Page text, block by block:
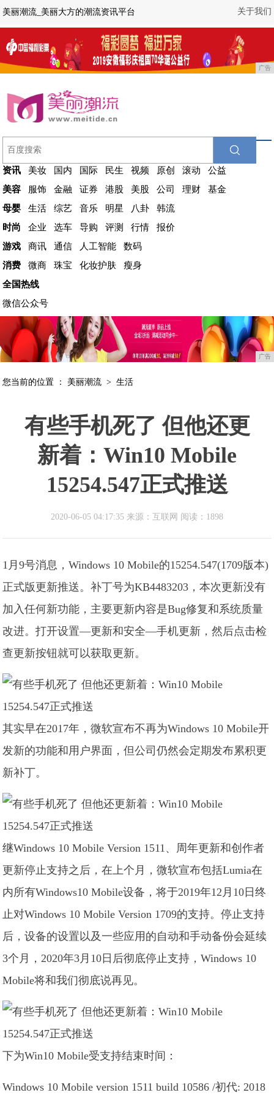
关于我们
美丽潮流_美丽大方的潮流资讯平台
广告
资讯 美妆 国内 国际 民生 视频 原创 滚动
公益
美容
服饰 金融 证券 港股 美股 公司 理财
基金
母婴
生活 综艺 音乐 明星 八卦
韩流
时尚
企业 选车 导购 评测 行情
报价
游戏
商讯 通信 人工智能
数码
消费
微商 珠宝 化妆护肤
瘦身
全国热线
微信公众号
广告
您当前的位置 ： 美丽潮流 >生活
有些手机死了 但他还更
新着：Win10 Mobile
15254.547正式推送
2020-06-05 04:17:35 来源：互联网 阅读：1898
1月9号消息，Windows 10 Mobile的15254.547(1709版本)
正式版更新推送。补丁号为KB4483203，本次更新没有
加入任何新功能，主要更新内容是Bug修复和系统质量
改进。打开设置—更新和安全—手机更新，然后点击检
查更新按钮就可以获取更新。
其实早在2017年，微软宣布不再为Windows 10 Mobile开
发新的功能和用户界面，但公司仍然会定期发布累积更
新补丁。
继Windows 10 Mobile Version 1511、周年更新和创作者
更新停止支持之后，在上个月，微软宣布包括Lumia在
内所有Windows10 Mobile设备，将于2019年12月10日终
止对Windows 10 Mobile Version 1709的支持。停止支持
后，设备的设置以及一些应用的自动和手动备份会延续
3个月，2020年3月10日后彻底停止支持，Windows 10
Mobile将和我们彻底说再见。
下为Win10 Mobile受支持结束时间：
Windows 10 Mobile version 1511 build 10586 /初代: 2018